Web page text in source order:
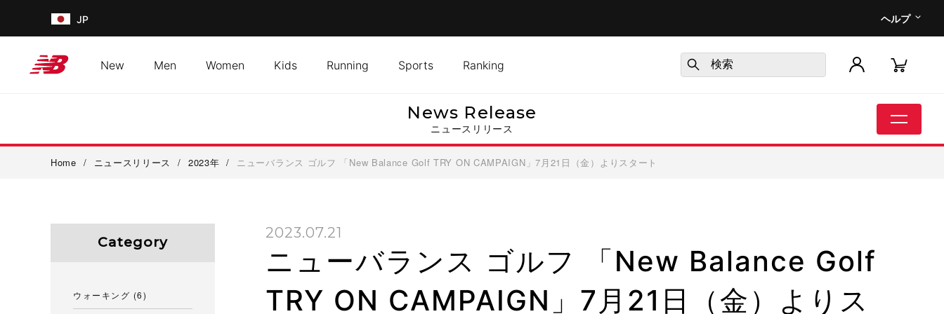
JP ヘルプ
New Men Women Kids Running Sports Ranking
News Release
ニュースリリース
Home / ニュースリリース / 2023年 / ニューバランス ゴルフ 「New Balance Golf TRY ON CAMPAIGN」7月21日（金）よりスタート
2023.07.21
ニューバランス ゴルフ 「New Balance Golf
TRY ON CAMPAIGN」7月21日（金）よりス
Category
ウォーキング (6)